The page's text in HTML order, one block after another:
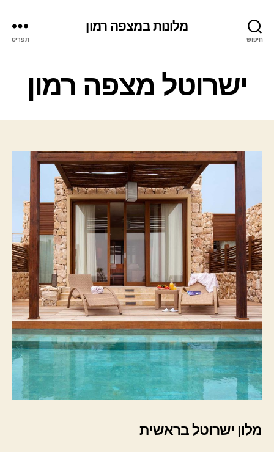
חיפוש
מלונות במצפה רמון
תפריט
ק
ט
ו
ת
ישרוטל מצפה רמון
מלון ישרוטל בראשית